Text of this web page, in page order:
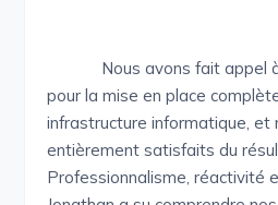
Nous avons fait appel
pour la mise en place
infrastructure informatique, et
entièrement satisfaits du
Professionnalisme, réactivité